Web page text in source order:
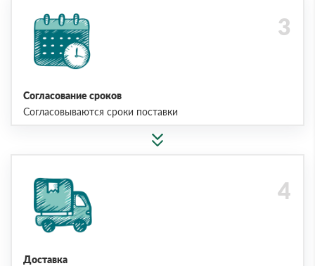
Согласование сроков
Согласовываются сроки поставки
Доставка